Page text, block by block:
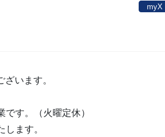
myX
います。
す。（火曜定休）
ます。